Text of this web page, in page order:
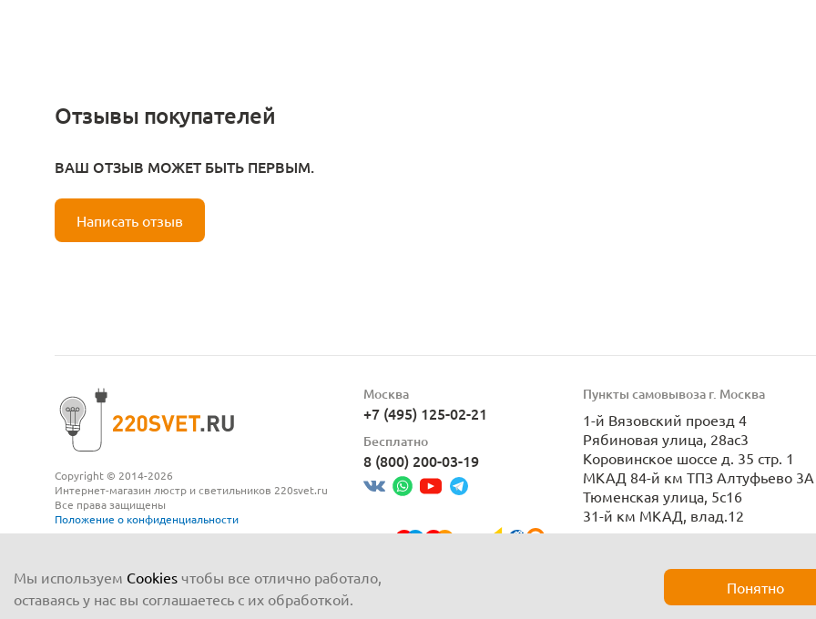
Отзывы покупателей
ВАШ ОТЗЫВ МОЖЕТ БЫТЬ ПЕРВЫМ.
Написать отзыв
Copyright © 2014-2026
Интернет-магазин люстр и светильников 220svet.ru
Все права защищены
Положение о конфиденциальности
Москва
+7 (495) 125-02-21
Бесплатно
8 (800) 200-03-19
Пункты самовывоза г. Москва
1-й Вязовский проезд 4
Рябиновая улица, 28ас3
Коровинское шоссе д. 35 стр. 1
МКАД 84-й км ТПЗ Алтуфьево 3А
Тюменская улица, 5с16
31-й км МКАД, влад.12
Мы используем Cookies чтобы все отлично работало,
оставаясь у нас вы соглашаетесь с их обработкой.
Понятно